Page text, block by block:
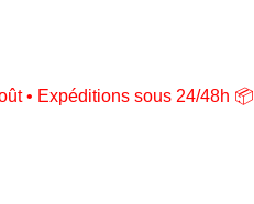
• Expéditions sous 24/48h 📦